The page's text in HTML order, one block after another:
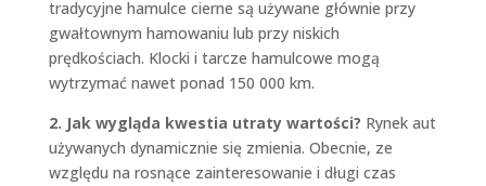
tradycyjne hamulce cierne są używane głównie przy
gwałtownym hamowaniu lub przy niskich
prędkościach. Klocki i tarcze hamulcowe mogą
wytrzymać nawet ponad 150 000 km.
2. Jak wygląda kwestia utraty wartości? Rynek aut
używanych dynamicznie się zmienia. Obecnie, ze
względu na rosnące zainteresowanie i długi czas